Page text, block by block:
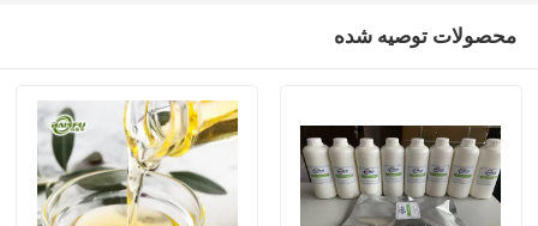
محصولات توصیه شده